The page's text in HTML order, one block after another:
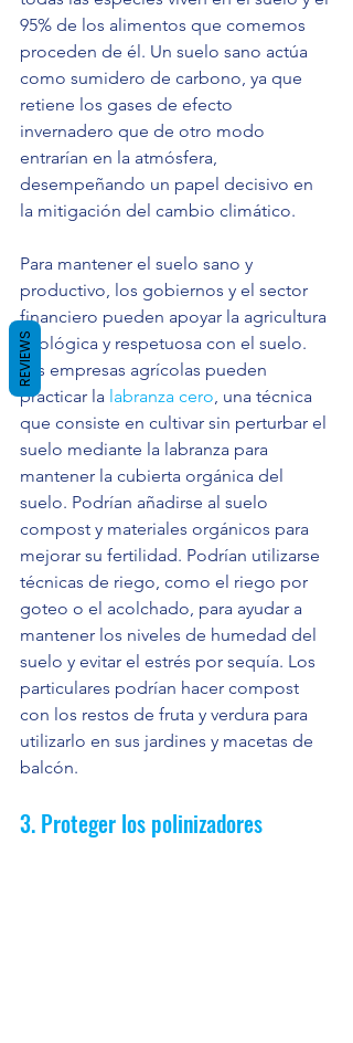
95% de los alimentos que comemos
proceden de él. Un suelo sano actúa
como sumidero de carbono, ya que
retiene los gases de efecto
invernadero que de otro modo
entrarían en la atmósfera,
desempeñando un papel decisivo en
la mitigación del cambio climático.
Para mantener el suelo sano y
productivo, los gobiernos y el sector
financiero pueden apoyar la agricultura
ecológica y respetuosa con el suelo.
Las empresas agrícolas pueden
practicar la labranza cero, una técnica
que consiste en cultivar sin perturbar el
suelo mediante la labranza para
mantener la cubierta orgánica del
suelo. Podrían añadirse al suelo
compost y materiales orgánicos para
mejorar su fertilidad. Podrían utilizarse
técnicas de riego, como el riego por
goteo o el acolchado, para ayudar a
mantener los niveles de humedad del
suelo y evitar el estrés por sequía. Los
particulares podrían hacer compost
con los restos de fruta y verdura para
utilizarlo en sus jardines y macetas de
balcón.
3. Proteger los polinizadores
REVIEWS